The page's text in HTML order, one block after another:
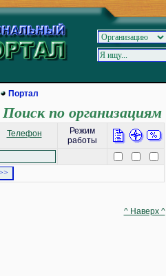
Портал
Поиск по организациям
Телефон
Режим
работы
^ Наверх ^